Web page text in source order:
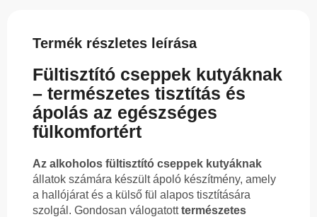
Termék részletes leírása
Fültisztító cseppek kutyáknak
– természetes tisztítás és
ápolás az egészséges
fülkomfortért
Az alkoholos fültisztító cseppek kutyáknak
állatok számára készült ápoló készítmény, amely
a hallójárat és a külső fül alapos tisztítására
szolgál. Gondosan válogatotttermészetes